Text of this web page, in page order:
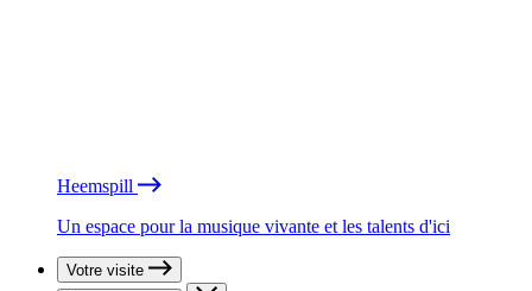
Heemspill
Un espace pour la musique vivante et les talents d'ici
Votre visite